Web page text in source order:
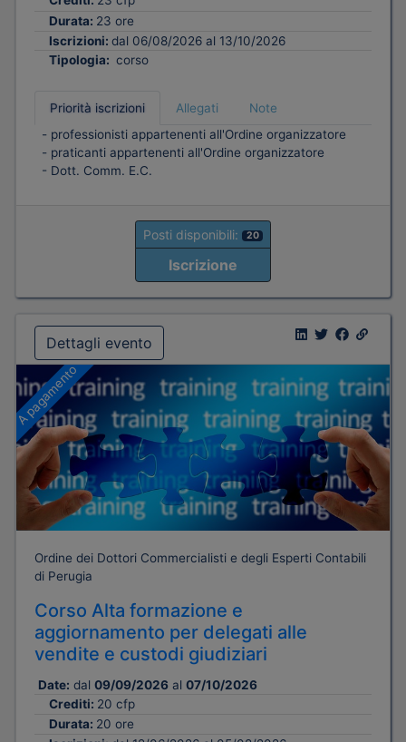
Durata: 23 ore
Iscrizioni: dal 06/08/2026 al 13/10/2026
Tipologia: corso
Priorità iscrizioni Allegati
Note
- professionisti appartenenti all'Ordine organizzatore
- praticanti appartenenti all'Ordine organizzatore
- Dott. Comm. E.C.
Posti disponibili: 20
Iscrizione
Dettagli evento
A pagamento
Ordine dei Dottori Commercialisti e degli Esperti Contabili
di Perugia
Corso Alta formazione e
aggiornamento per delegati alle
vendite e custodi giudiziari
Date: dal 09/09/2026 al 07/10/2026
Crediti: 20 cfp
Durata: 20 ore